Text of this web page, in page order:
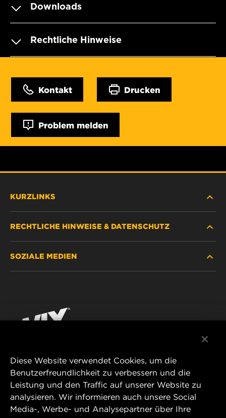
Downloads
Rechtliche Hinweise
Kontakt Drucken
Problem melden
KURZLINKS
HÄNDLERSUCHE
KONTAKT
RECHTLICHE HINWEISE & DATENSCHUTZ
IMPRESSUM
SOZIALE MEDIEN
YouTube
MANN+HUMMEL FT Poland
ul. Wrocławska 145,
63-800 GOSTYŃ, POLAND
Tel. +48 65 572 89 00
Diese Website verwendet Cookies, um die
Benutzerfreundlichkeit zu verbessern und die
Leistung und den Traffic auf unserer Website zu
analysieren. Wir informieren auch unsere Social
Media-, Werbe- und Analysepartner über Ihre